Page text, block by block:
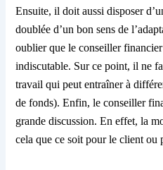
Ensuite, il doit aussi disposer
doublée d’un bon sens de
oublier que le conseiller
indiscutable. Sur ce point, il ne
travail qui peut entraîner à
de fonds). Enfin, le conseiller
grande discussion. En effet, la
cela que ce soit pour le client ou